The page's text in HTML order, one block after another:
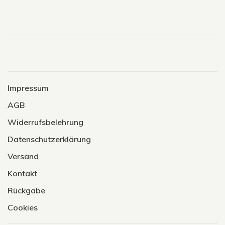
Impressum
AGB
Widerrufsbelehrung
Datenschutzerklärung
Versand
Kontakt
Rückgabe
Cookies